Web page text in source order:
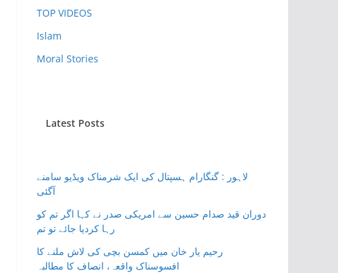
TOP VIDEOS
Islam
Moral Stories
Latest Posts
لاہور : گنگارام ہسپتال کی ایک شرمناک ویڈیو سامنے
آگئی
دوران قید صدام حسین سے امریکی صدر نے کہا اگر تم کو
رہا کردیا جائے تو تم
رحیم یار خان میں کمسن بچی کی لاش ملنے کا
افسوسناک واقعہ، انصاف کا مطالبہ